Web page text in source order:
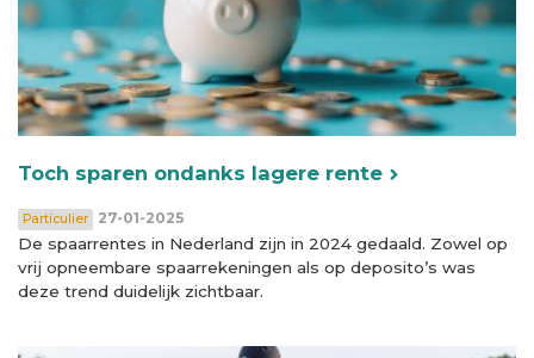
Toch sparen ondanks lagere rente
Particulier 27-01-2025
De spaarrentes in Nederland zijn in 2024 gedaald. Zowel op
vrij opneembare spaarrekeningen als op deposito’s was
deze trend duidelijk zichtbaar.